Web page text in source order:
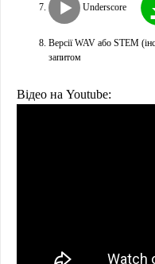
Underscore
Версії WAV або STEM
запитом
Відео на Youtube: